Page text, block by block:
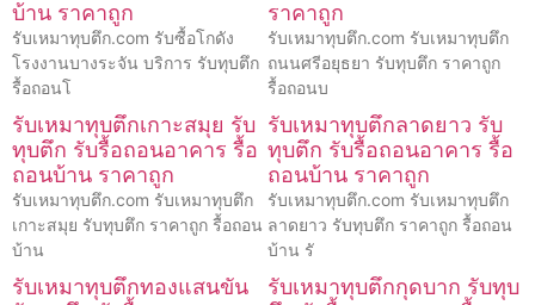
บ้าน ราคาถูก
รับเหมาทุบตึก.com รับซื้อโกดัง
โรงงานบางระจัน บริการ รับทุบตึก
รื้อถอนโ
ราคาถูก
รับเหมาทุบตึก.com รับเหมาทุบตึก
ถนนศรีอยุธยา รับทุบตึก ราคาถูก
รื้อถอนบ
รับเหมาทุบตึกเกาะสมุย รับ
ทุบตึก รับรื้อถอนอาคาร รื้อ
ถอนบ้าน ราคาถูก
รับเหมาทุบตึก.com รับเหมาทุบตึก
เกาะสมุย รับทุบตึก ราคาถูก รื้อถอน
บ้าน
รับเหมาทุบตึกลาดยาว รับ
ทุบตึก รับรื้อถอนอาคาร รื้อ
ถอนบ้าน ราคาถูก
รับเหมาทุบตึก.com รับเหมาทุบตึก
ลาดยาว รับทุบตึก ราคาถูก รื้อถอน
บ้าน รั
รับเหมาทุบตึกทองแสนขัน
รับเหมาทุบตึกกุดบาก รับทุบ